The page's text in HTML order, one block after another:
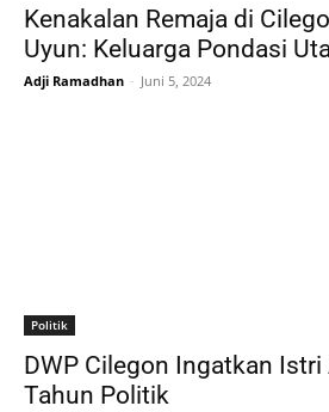
Kenakalan Remaja di
Uyun: Keluarga Pondasi
Adji Ramadhan - Juni 5, 2024
Politik
DWP Cilegon Ingatkan Istri
Tahun Politik